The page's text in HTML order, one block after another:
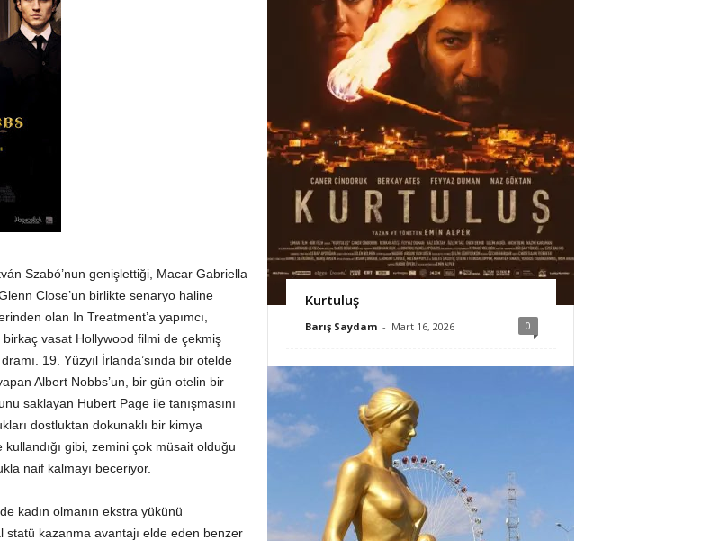
Szabó’nun genişlettiği, Macar Gabriella
Close’un birlikte senaryo haline
olan In Treatment’a yapımcı,
vasat Hollywood filmi de çekmiş
19. Yüzyıl İrlanda’sında bir otelde
Albert Nobbs’un, bir gün otelin bir
saklayan Hubert Page ile tanışmasını
dostluktan dokunaklı bir kimya
gibi, zemini çok müsait olduğu
naif kalmayı beceriyor.
kadın olmanın ekstra yükünü
statü kazanma avantajı elde eden benzer
Kurtuluş
Barış Saydam - Mart 16, 2026 0